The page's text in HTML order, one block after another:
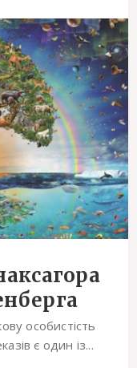
особистість
є один із...